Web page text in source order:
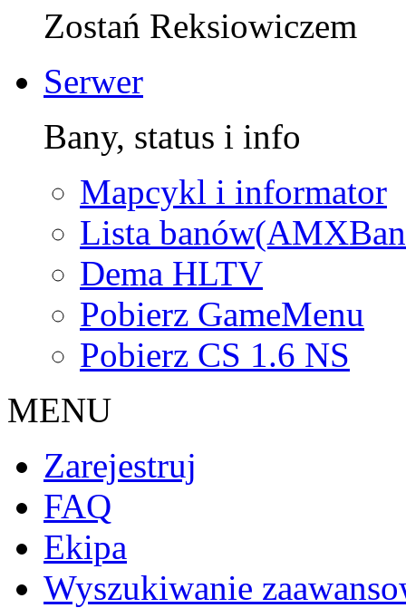
Zostań Reksiowiczem
Serwer
Bany, status i info
Mapcykl i informator
Lista
Dema HLTV
Pobierz GameMenu
Pobierz CS 1.6 NS
MENU
Zarejestruj
FAQ
Ekipa
Wyszukiwanie